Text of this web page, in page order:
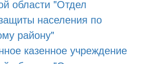
области "Отдел
населения по
району"
казенное учреждение